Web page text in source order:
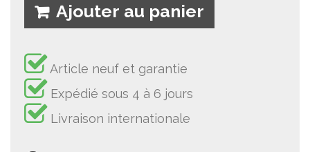
Ajouter au panier
Article neuf et garantie
Expédié sous 4 à 6 jours
Livraison internationale